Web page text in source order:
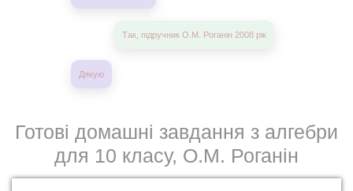
Так, підручник О.М. Роганін 2008 рік
Дякую
Готові домашні завдання з алгебри
для 10 класу, О.М. Роганін